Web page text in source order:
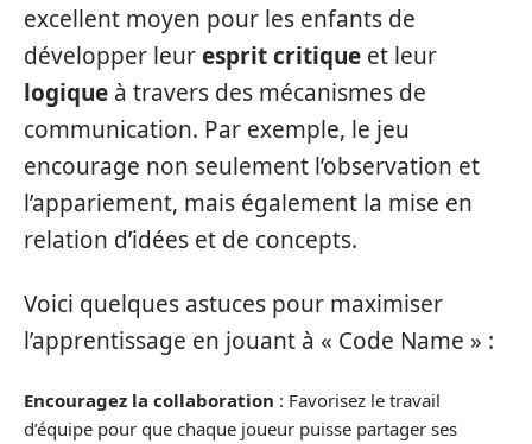
excellent moyen pour les enfants de
développer leuresprit critique et leur
logique à travers des mécanismes de
communication. Par exemple, le jeu
encourage non seulement l’observation et
l’appariement, mais également la mise en
relation d’idées et de concepts.
Voici quelques astuces pour maximiser
l’apprentissage en jouant à « Code Name » :
Encouragez la collaboration : Favorisez le travail
d’équipe pour que chaque joueur puisse partager ses